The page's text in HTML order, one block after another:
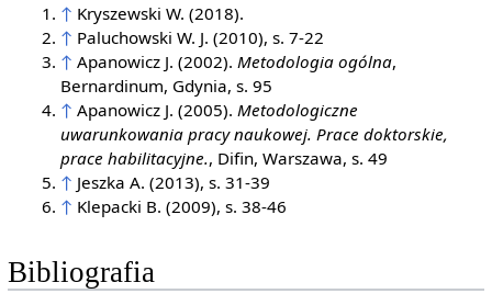
↑ Kryszewski W. (2018).
↑ Paluchowski W. J. (2010), s. 7-22
↑ Apanowicz J. (2002). Metodologia ogólna,
Bernardinum, Gdynia, s. 95
↑ Apanowicz J. (2005). Metodologiczne
uwarunkowania pracy naukowej. Prace doktorskie,
prace habilitacyjne., Difin, Warszawa, s. 49
↑ Jeszka A. (2013), s. 31-39
↑ Klepacki B. (2009), s. 38-46
Bibliografia